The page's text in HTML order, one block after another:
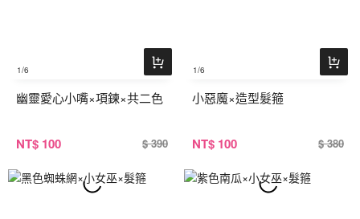
1/6
幽靈愛心小嘴×項鍊×共二色
NT$ 100 $ 390
1/6
小惡魔×造型髮箍
NT$ 100 $ 380